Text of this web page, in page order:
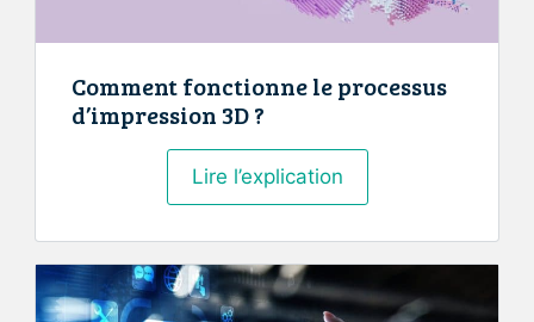
Comment fonctionne le processus
d’impression 3D ?
Lire l’explicationComment
fonctionne
le
processus
d’impression